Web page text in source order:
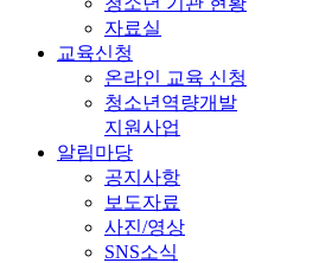
자료실
교육신청
온라인 교육 신청
청소년역량개발
지원사업
알림마당
공지사항
보도자료
사진/영상
SNS소식